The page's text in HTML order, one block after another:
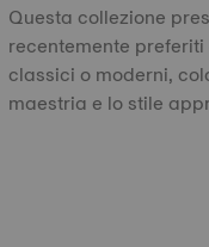
Questa collezione
recentemente
classici o moderni,
maestria e lo stile